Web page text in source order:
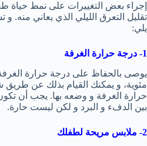
إجراء بعض التغييرات على نمط حياة
تقليل التعرق الليلي الذي يعاني منه. و
يلي:
1- درجة حرارة الغرفة
مئوية، و يمكنك القيام بذلك عن
حرارة الغرفة و وضعه بها. يجب أن
بين الدفء و البرد و لكن ليست حارة.
2- ملابس مريحة لطفلك